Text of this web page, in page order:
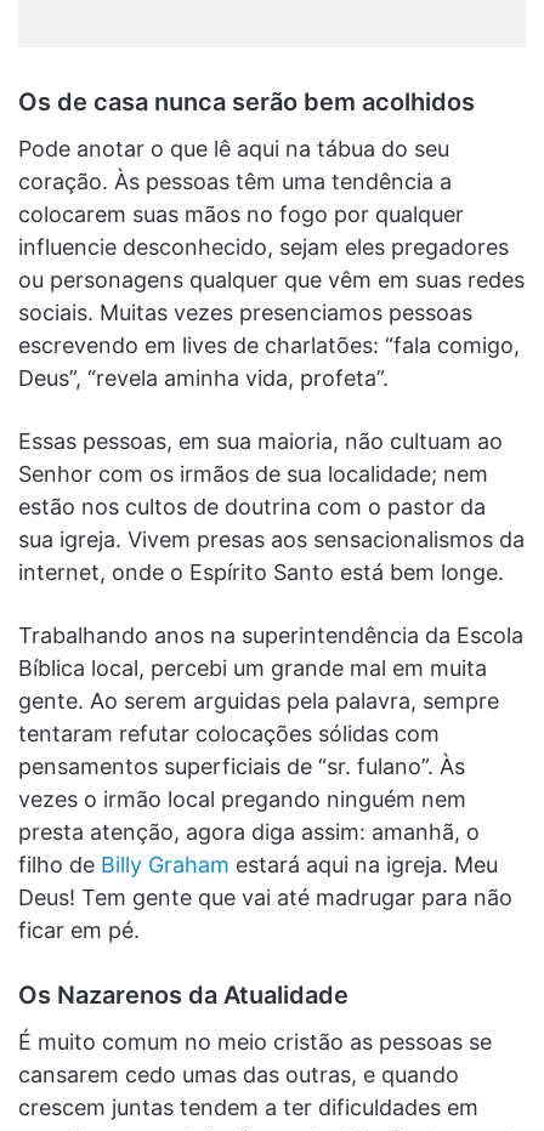
Os de casa nunca serão bem acolhidos
Pode anotar o que lê aqui na tábua do seu
coração. Às pessoas têm uma tendência a
colocarem suas mãos no fogo por qualquer
influencie desconhecido, sejam eles pregadores
ou personagens qualquer que vêm em suas redes
sociais. Muitas vezes presenciamos pessoas
escrevendo em lives de charlatões: “fala comigo,
Deus”, “revela aminha vida, profeta”.
Essas pessoas, em sua maioria, não cultuam ao
Senhor com os irmãos de sua localidade; nem
estão nos cultos de doutrina com o pastor da
sua igreja. Vivem presas aos sensacionalismos da
internet, onde o Espírito Santo está bem longe.
Trabalhando anos na superintendência da Escola
Bíblica local, percebi um grande mal em muita
gente. Ao serem arguidas pela palavra, sempre
tentaram refutar colocações sólidas com
pensamentos superficiais de “sr. fulano”. Às
vezes o irmão local pregando ninguém nem
presta atenção, agora diga assim: amanhã, o
filho de Billy Graham estará aqui na igreja. Meu
Deus! Tem gente que vai até madrugar para não
ficar em pé.
Os Nazarenos da Atualidade
É muito comum no meio cristão as pessoas se
cansarem cedo umas das outras, e quando
crescem juntas tendem a ter dificuldades em